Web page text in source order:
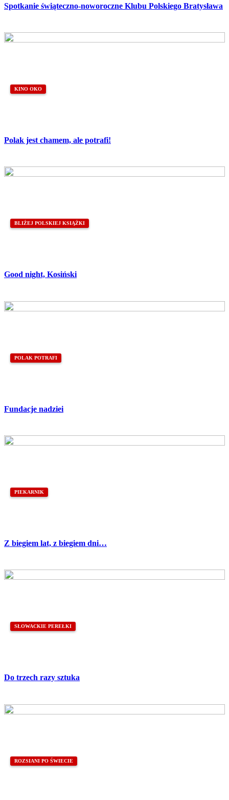
Spotkanie świąteczno-noworoczne Klubu Polskiego Bratysława
KINO OKO
Polak jest chamem, ale potrafi!
BLIŻEJ POLSKIEJ KSIĄŻKI
Good night, Kosiński
POLAK POTRAFI
Fundacje nadziei
PIEKARNIK
Z biegiem lat, z biegiem dni…
SŁOWACKIE PEREŁKI
Do trzech razy sztuka
ROZSIANI PO ŚWIECIE